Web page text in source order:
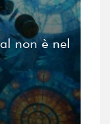
non è nel